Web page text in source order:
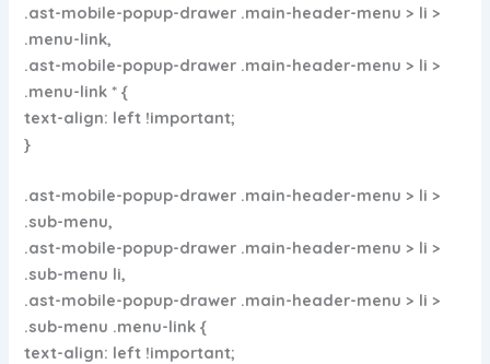
.ast-mobile-popup-drawer .main-header-menu > li >
.menu-link,
.ast-mobile-popup-drawer .main-header-menu > li >
.menu-link * {
text-align: left !important;
}
.ast-mobile-popup-drawer .main-header-menu > li >
.sub-menu,
.ast-mobile-popup-drawer .main-header-menu > li >
.sub-menu li,
.ast-mobile-popup-drawer .main-header-menu > li >
.sub-menu .menu-link {
text-align: left !important;